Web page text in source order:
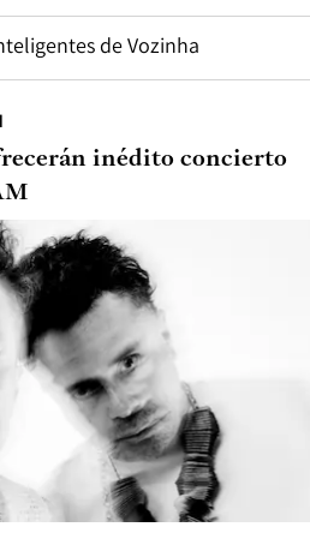
de Vozinha
inédito concierto